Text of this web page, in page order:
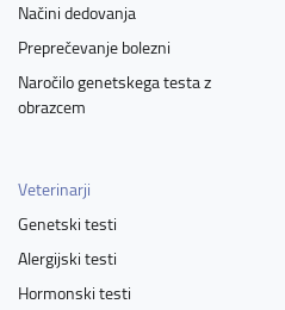
Načini dedovanja
Preprečevanje bolezni
Naročilo genetskega testa z
obrazcem
Veterinarji
Genetski testi
Alergijski testi
Hormonski testi